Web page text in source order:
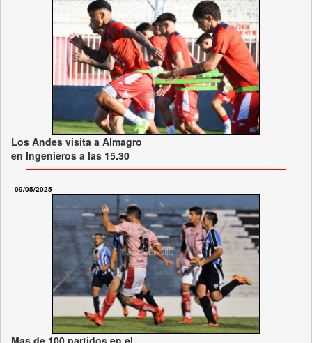
Los Andes visita a Almagro
en Ingenieros a las 15.30
09/05/2025
Mas de 100 partidos en el